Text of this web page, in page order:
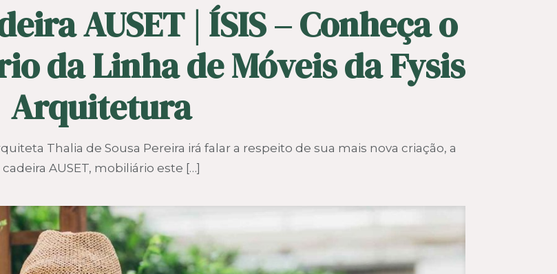
AUSET | ÍSIS – Conheça o
da Linha de Móveis da Fysis
Arquitetura
Thalia de Sousa Pereira irá falar a respeito de sua mais nova criação, a
cadeira AUSET, mobiliário este […]